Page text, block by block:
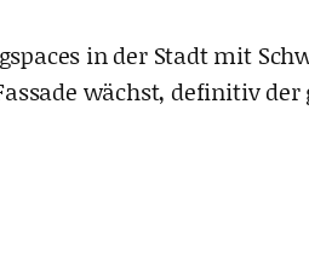
in der Stadt mit
wächst, definitiv der